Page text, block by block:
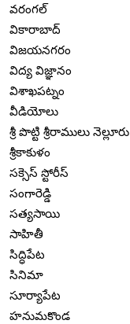
వరంగల్
వికారాబాద్
విజయనగరం
విద్య విజ్ఞానం
విశాఖపట్నం
వీడియోలు
శ్రీ పొట్టి శ్రీరాములు నెల్లూరు
శ్రీకాకుళం
సక్సెస్ స్టోరీస్
సంగారెడ్డి
సత్యసాయి
సాహితీ
సిద్ధిపేట
సినిమా
సూర్యాపేట
హనుమకొండ